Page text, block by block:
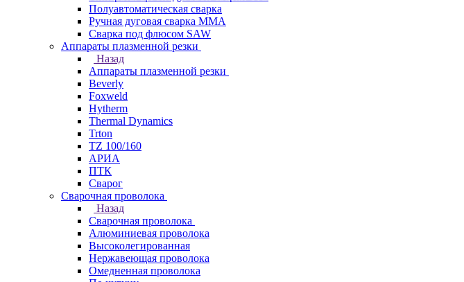
Полуавтоматическая сварка
Ручная дуговая сварка MMA
Сварка под флюсом SAW
Аппараты плазменной резки
Назад
Аппараты плазменной резки
Beverly
Foxweld
Hytherm
Thermal Dynamics
Trton
TZ 100/160
АРИА
ПТК
Сварог
Сварочная проволока
Назад
Сварочная проволока
Алюминиевая проволока
Высоколегированная
Нержавеющая проволока
Омедненная проволока